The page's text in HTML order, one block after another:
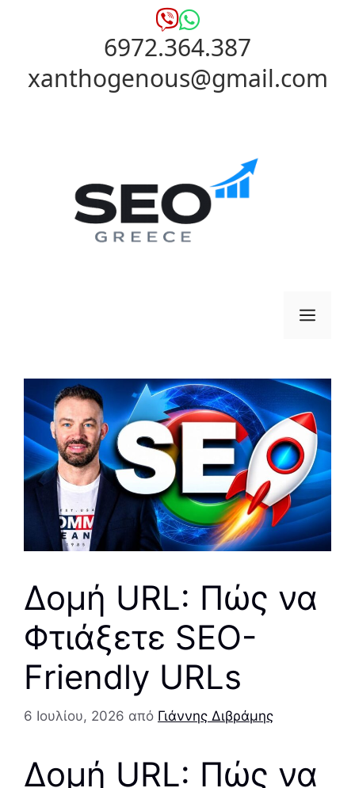
6972.364.387
xanthogenous@gmail.com
Δομή URL: Πώς να
Φτιάξετε SEO-
Friendly URLs
6 Ιουλίου, 2026 από Γιάννης Διβράμης
Δομή URL: Πώς να